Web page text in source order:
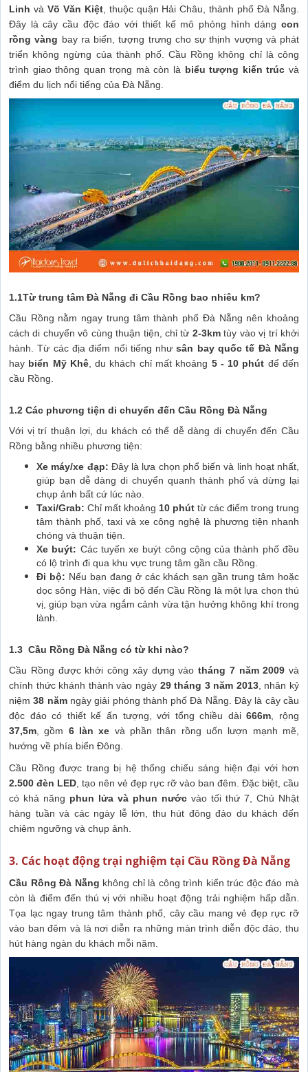
Linh và Võ Văn Kiệt, thuộc quận Hải Châu, thành phố Đà Nẵng.
Đây là cây cầu độc đáo với thiết kế mô phỏng hình dáng con
rồng vàng bay ra biển, tượng trưng cho sự thịnh vượng và phát
triển không ngừng của thành phố. Cầu Rồng không chỉ là công
trình giao thông quan trọng mà còn là biểu tượng kiến trúc và
điểm du lịch nổi tiếng của Đà Nẵng.
1.1Từ trung tâm Đà Nẵng đi Cầu Rồng bao nhiêu km?
Cầu Rồng nằm ngay trung tâm thành phố Đà Nẵng nên khoảng
cách di chuyển vô cùng thuận tiện, chỉ từ 2-3kmtùy vào vị trí khởi
hành. Từ các địa điểm nổi tiếng nhưsân bay quốc tế Đà Nẵng
hay biển Mỹ Khê, du khách chỉ mất khoảng 5 - 10 phút để đến
cầu Rồng.
1.2 Các phương tiện di chuyển đến Cầu Rồng Đà Nẵng
Với vị trí thuận lợi, du khách có thể dễ dàng di chuyển đến Cầu
Rồng bằng nhiều phương tiện:
Xe máy/xe đạp: Đây là lựa chọn phổ biến và linh hoạt nhất,
giúp bạn dễ dàng di chuyển quanh thành phố và dừng lại
chụp ảnh bất cứ lúc nào.
Taxi/Grab: Chỉ mất khoảng 10 phút từ các điểm trong trung
tâm thành phố, taxi và xe công nghệ là phương tiện nhanh
chóng và thuận tiện.
Xe buýt: Các tuyến xe buýt công cộng của thành phố đều
có lộ trình đi qua khu vực trung tâm gần cầu Rồng.
Đi bộ: Nếu bạn đang ở các khách sạn gần trung tâm hoặc
dọc sông Hàn, việc đi bộ đến Cầu Rồng là một lựa chọn thú
vị, giúp bạn vừa ngắm cảnh vừa tận hưởng không khí trong
lành.
1.3 Cầu Rồng Đà Nẵng có từ khi nào?
Cầu Rồng được khởi công xây dựng vào tháng 7 năm 2009 và
chính thức khánh thành vào ngày 29 tháng 3 năm 2013, nhân kỷ
niệm38 nămngày giải phóng thành phố Đà Nẵng. Đây là cây cầu
độc đáo có thiết kế ấn tượng, với tổng chiều dài666m , rộng
37,5m , gồm 6 làn xe và phần thân rồng uốn lượn mạnh mẽ,
hướng về phía biển Đông.
Cầu Rồng được trang bị hệ thống chiếu sáng hiện đại với hơn
2.500 đèn LED , tạo nên vẻ đẹp rực rỡ vào ban đêm. Đặc biệt, cầu
có khả năng phun lửa và phun nước vào tối thứ 7, Chủ Nhật
hàng tuần và các ngày lễ lớn, thu hút đông đảo du khách đến
chiêm ngưỡng và chụp ảnh.
3. Các hoạt động trại nghiệm tại Cầu Rồng Đà Nẵng
Cầu Rồng Đà Nẵng không chỉ là công trình kiến trúc độc đáo mà
còn là điểm đến thú vị với nhiều hoạt động trải nghiệm hấp dẫn.
Tọa lạc ngay trung tâm thành phố, cây cầu mang vẻ đẹp rực rỡ
vào ban đêm và là nơi diễn ra những màn trình diễn độc đáo, thu
hút hàng ngàn du khách mỗi năm.